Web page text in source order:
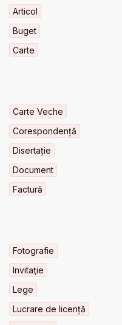
Articol
Buget
Carte
Carte Veche
Corespondență
Disertație
Document
Factură
Fotografie
Invitaţie
Lege
Lucrare de licență